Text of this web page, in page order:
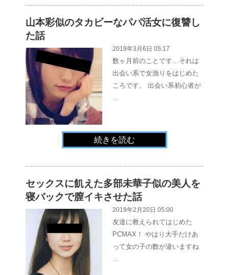
山本彩似のタカビーなパパ活女に復讐し
た話
2019年3月6日 05:17
数ヶ月前のことです…それは
出会い系で女漁りをはじめた
ころです。 出会い系初心者が
続きを読む
セックスに飢えた多部未華子似の美人を
寝バックで膣イキさせた話
2019年2月20日 05:00
友達に教えられてはじめた
PCMAX！ やはり大手だけあ
って女の子の数が違いますね